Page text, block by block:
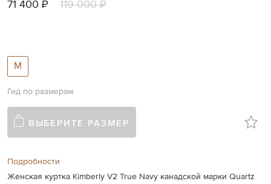
images
71 400 ₽ 119 000 ₽
M
Гид по размерам
ВЫБЕРИТЕ РАЗМЕР
Подробности
Женская куртка Kimberly V2 True Navy канадской марки Quartz